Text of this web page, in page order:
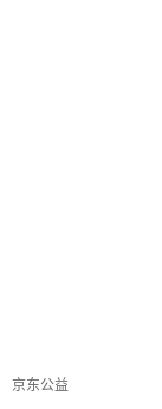
京东公益